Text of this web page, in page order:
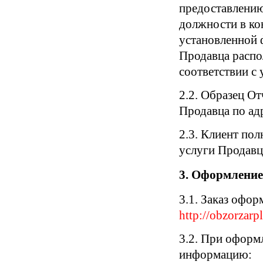
должности в
установленной
Продавца
соответствии
2.2. Образец
Продавца по
2.3. Клиент
услуги
3.
3.1. Заказ
http://
3.2. При
информацию: